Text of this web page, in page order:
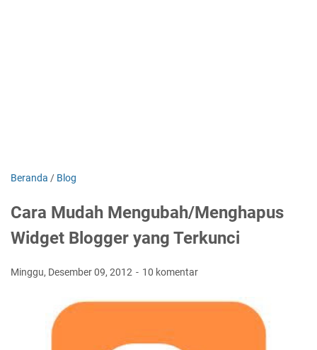
Beranda / Blog
Cara Mudah Mengubah/Menghapus
Widget Blogger yang Terkunci
Minggu, Desember 09, 2012 10 komentar